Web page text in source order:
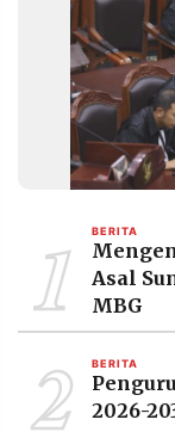
1 BERITA
Asal
MBG
2 BERITA
2026-